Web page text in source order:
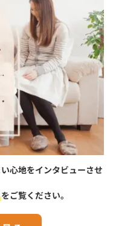
心地をインタビューさせ
をご覧ください。